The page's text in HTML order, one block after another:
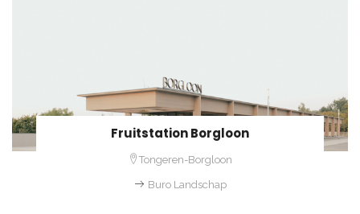
Fruitstation Borgloon
Tongeren-Borgloon
Buro Landschap